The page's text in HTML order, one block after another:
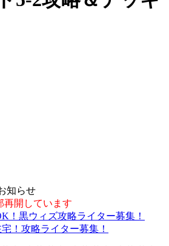
知らせ
再開しています
！黒ウィズ攻略ライター募集！
！攻略ライター募集！